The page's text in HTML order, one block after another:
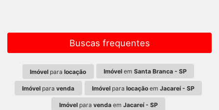
Buscas frequentes
Imóvel paralocação Imóvelem Santa Branca - SP
Imóvel paravenda Imóvelpara locaçãoem Jacareí - SP
Imóvelpara vendaem Jacareí - SP